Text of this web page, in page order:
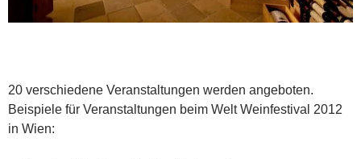
20 verschiedene Veranstaltungen werden angeboten.
Beispiele für Veranstaltungen beim Welt Weinfestival 2012
in Wien: